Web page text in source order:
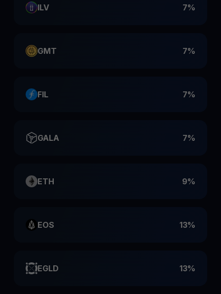
ILV 7%
GMT 7%
FIL 7%
GALA 7%
ETH 9%
EOS 13%
EGLD 13%